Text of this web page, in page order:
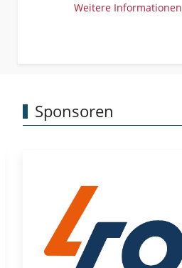
Sponsoren
Weitere Informationen